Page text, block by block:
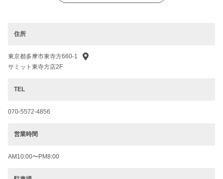
住所
東京都多摩市東寺方660-1
サミット東寺方店2F
TEL
070-5572-4856
営業時間
AM10:00〜PM8:00